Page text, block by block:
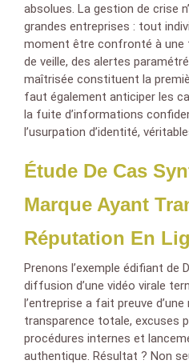
absolues. La gestion de crise
grandes entreprises : tout
moment être confronté à une
de veille, des alertes
maîtrisée constituent la
faut également anticiper les
la fuite d’informations
l’usurpation d’identité,
Étude De Cas
Marque Ayant
Réputation En
Prenons l’exemple édifiant de
diffusion d’une vidéo virale
l’entreprise a fait preuve
transparence totale, excuses
procédures internes et
authentique. Résultat ? Non